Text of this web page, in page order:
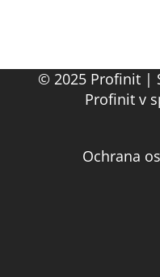
© 2025 Profinit |
Profinit v
Ochrana